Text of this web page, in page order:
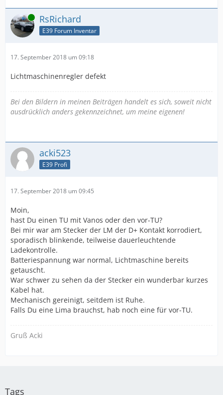
Online RsRichard
E39 Forum Inventar
17. September 2018 um 09:18
Lichtmaschinenregler defekt
Bei den Bildern in meinen Beiträgen handelt es sich, soweit nicht
ausdrücklich anders gekennzeichnet, um meine eigenen!
acki523
E39 Profi
17. September 2018 um 09:45
Moin,
hast Du einen TU mit Vanos oder den vor-TU?
Bei mir war am Stecker der LM der D+ Kontakt korrodiert,
sporadisch blinkende, teilweise dauerleuchtende
Ladekontrolle.
Batteriespannung war normal, Lichtmaschine bereits
getauscht.
War schwer zu sehen da der Stecker ein wunderbar kurzes
Kabel hat.
Mechanisch gereinigt, seitdem ist Ruhe.
Falls Du eine Lima brauchst, hab noch eine für vor-TU.
Gruß Acki
Tags